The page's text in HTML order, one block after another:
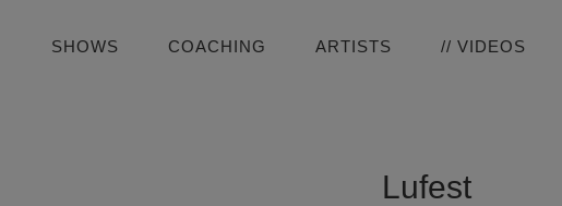
SHOWS COACHING ARTISTS // VIDEOS
Lufest